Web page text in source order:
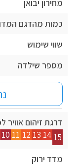
מחירון יבואן
כמות מהדגם המדוייק
שווי שימוש
מספר שילדה
דרגת זיהום אוויר
10 11 12 13 14 15
מדד ירוק